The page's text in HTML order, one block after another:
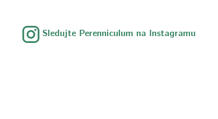
Sledujte Perenniculum na Instagramu